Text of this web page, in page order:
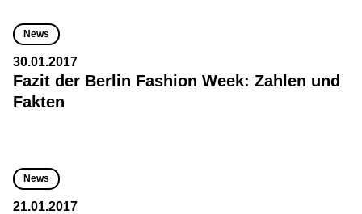
News
30.01.2017
Fazit der Berlin Fashion Week: Zahlen und
Fakten
News
21.01.2017